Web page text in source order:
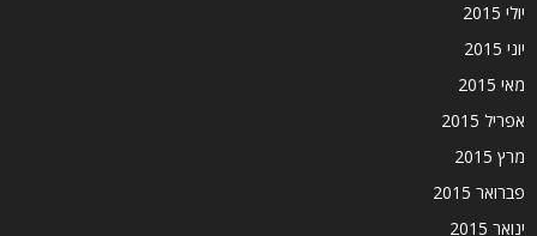
יולי 2015
יוני 2015
מאי 2015
אפריל 2015
מרץ 2015
פברואר 2015
ינואר 2015